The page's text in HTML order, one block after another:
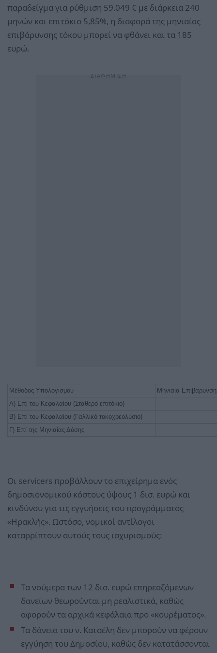
παραδείγμα για ρύθμιση 59.049 € με διάρκεια 240
μηνών και επιτόκιο 5,85%, η διαφορά της μηνιαίας
επιβάρυνσης τόκου μπορεί να φθάνει και τα 185
ευρώ.
Μέθοδος Υπολογισμού
Μηνιαία
Α) Επί του Κεφαλαίου (Σταθερό επιτόκιο)
Β) Επί του Κεφαλαίου (Γαλλικό τοκοχρεολύσιο)
Γ) Επί της Μηνιαίας Δόσης
Οι servicers προβάλλουν το επιχείρημα ενός
δημοσιονομικού κόστους ύψους 1 δισ. ευρώ και
κινδύνου για τις εγγυήσεις του προγράμματος
«Ηρακλής». Ωστόσο, νομικοί αντίλογοι
καταρρίπτουν αυτούς τους ισχυρισμούς:
Τα νούμερα των 12 δισ. ευρώ επηρεαζόμενων
δανείων θεωρούνται μη ρεαλιστικά, καθώς
αφορούν τα αρχικά κεφάλαια προ «κουρέματος».
Τα δάνεια του ν. Κατσέλη δεν μπορούν να φέρουν
εγγύηση του Δημοσίου, καθώς δεν κατατάσσονται